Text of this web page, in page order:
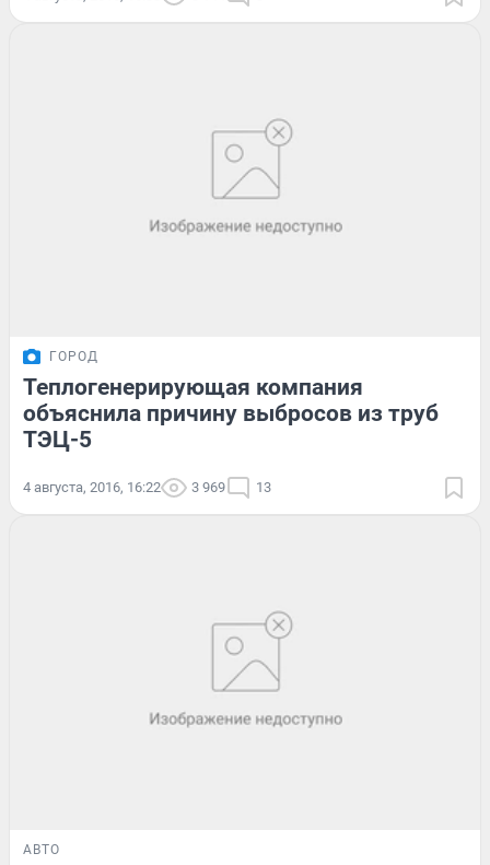
ГОРОД
Теплогенерирующая компания
объяснила причину выбросов из труб
ТЭЦ-5
4 августа, 2016, 16:22 3 969 13
АВТО